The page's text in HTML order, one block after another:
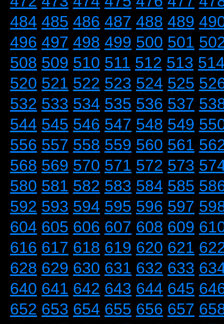
484 485 486 487 488 489
496 497 498 499 500 501
508 509 510 511 512 513
520 521 522 523 524 525
532 533 534 535 536 537
544 545 546 547 548 549
556 557 558 559 560 561
568 569 570 571 572 573
580 581 582 583 584 585
592 593 594 595 596 597
604 605 606 607 608 609
616 617 618 619 620 621
628 629 630 631 632 633
640 641 642 643 644 645
652 653 654 655 656 657